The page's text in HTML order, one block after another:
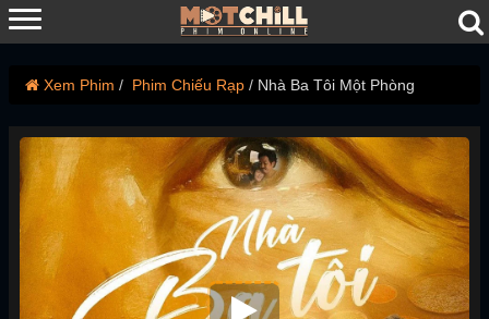
Xem Phim Phim Chiếu Rạp Nhà Ba Tôi Một Phòng